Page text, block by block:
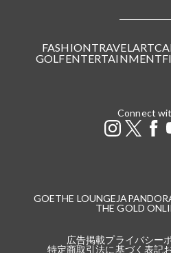
FASHIONTRAVELART
GOLFENTERTAINMENT
Connect
GOETHE LOUNGE
THE GOLD
広告掲載プライバシー
特定商取引法に基づく表記